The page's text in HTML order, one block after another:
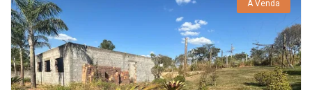
À Venda